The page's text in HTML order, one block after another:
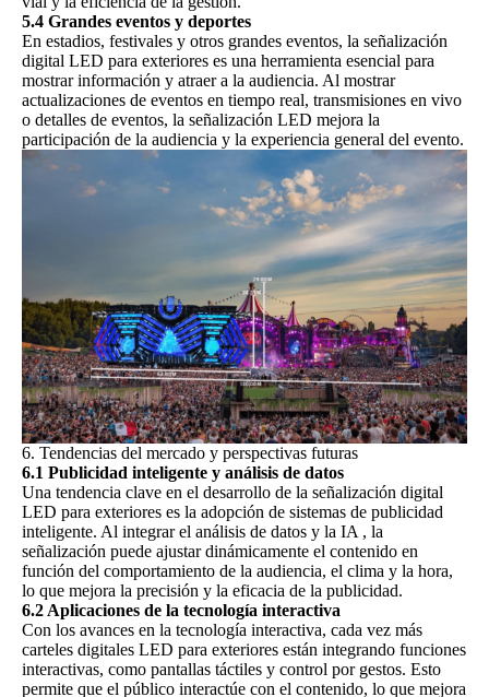
5.4 Grandes eventos y deportes
En estadios, festivales y otros grandes eventos, la señalización
digital LED para exteriores es una herramienta esencial para
mostrar información y atraer a la audiencia. Al mostrar
actualizaciones de eventos en tiempo real, transmisiones en vivo
o detalles de eventos, la señalización LED mejora la
participación de la audiencia y la experiencia general del evento.
6. Tendencias del mercado y perspectivas futuras
6.1 Publicidad inteligente y análisis de datos
Una tendencia clave en el desarrollo de la señalización digital
LED para exteriores es la adopción de sistemas de publicidad
inteligente. Al integrar el análisis de datos y la IA , la
señalización puede ajustar dinámicamente el contenido en
función del comportamiento de la audiencia, el clima y la hora,
lo que mejora la precisión y la eficacia de la publicidad.
6.2 Aplicaciones de la tecnología interactiva
Con los avances en la tecnología interactiva, cada vez más
carteles digitales LED para exteriores están integrando funciones
interactivas, como pantallas táctiles y control por gestos. Esto
permite que el público interactúe con el contenido, lo que mejora